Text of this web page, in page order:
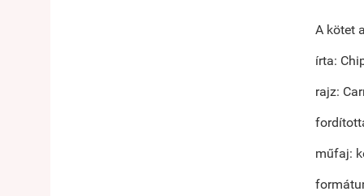
A kötet
írta:
rajz:
műfaj: